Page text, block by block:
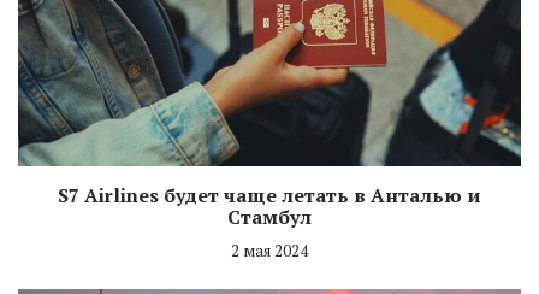
S7 Airlines будет чаще летать в Анталью и
Стамбул
2 мая 2024